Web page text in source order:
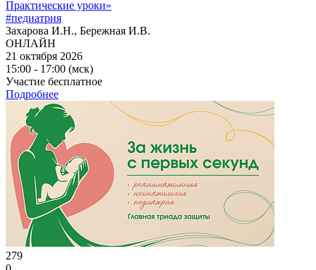
Практические уроки»
#педиатрия
Захарова И.Н., Бережная И.В.
ОНЛАЙН
21 октября 2026
15:00 - 17:00 (мск)
Участие бесплатное
Подробнее
279